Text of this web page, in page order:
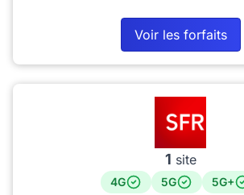
Voir les forfaits
1 site
4G 5G
5G+